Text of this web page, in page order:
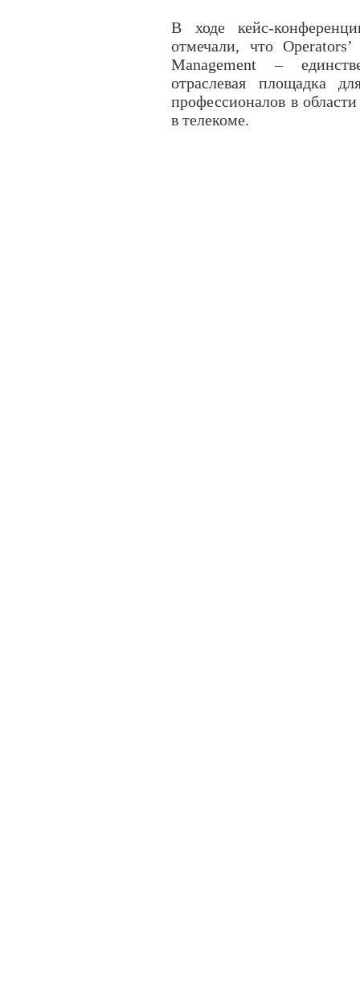
В ходе кейс-
отмечали, что
Management –
отраслевая площадка
профессионалов в
в телекоме.